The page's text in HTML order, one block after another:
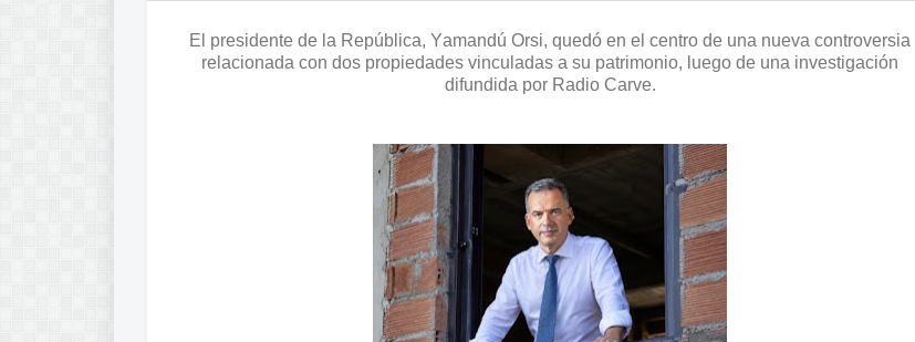
El presidente de la República, Yamandú Orsi, quedó en el centro de una nueva controversia
relacionada con dos propiedades vinculadas a su patrimonio, luego de una investigación
difundida por Radio Carve.